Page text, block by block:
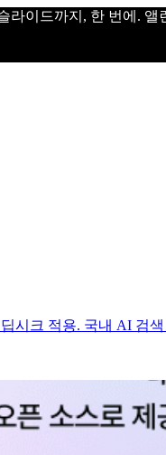
라이드까지, 한 번에.
시크 적용. 국내 AI 검